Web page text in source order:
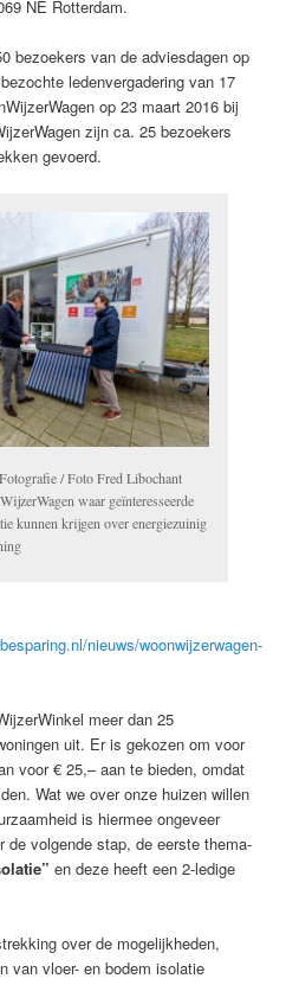
NE Rotterdam.
bezoekers van de adviesdagen op
ledenvergadering van 17
op 23 maart 2016 bij
zijn ca. 25 bezoekers
gevoerd.
/ Foto Fred Libochant
waar geïnteresseerde
kunnen krijgen over energiezuinig
nieuws/woonwijzerwagen-
meer dan 25
uit. Er is gekozen om voor
voor € 25,– aan te bieden, omdat
Wat we over onze huizen willen
is hiermee ongeveer
de volgende stap, de eerste thema-
en deze heeft een 2-ledige
over de mogelijkheden,
van vloer- en bodem isolatie